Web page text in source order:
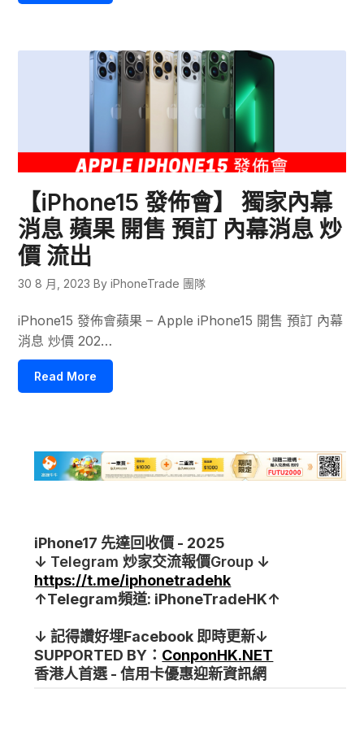
【iPhone15 發佈會】 獨家內幕
消息 蘋果 開售 預訂 內幕消息 炒
價 流出
30 8 月, 2023 By iPhoneTrade 團隊
iPhone15 發佈會蘋果 – Apple iPhone15 開售 預訂 內幕
消息 炒價 202…
Read More
iPhone17 先達回收價 - 2025
↓ Telegram 炒家交流報價Group ↓
https://t.me/iphonetradehk
↑Telegram頻道: iPhoneTradeHK↑
↓ 記得讚好埋Facebook 即時更新↓
SUPPORTED BY： ConponHK.NET
香港人首選 - 信用卡優惠迎新資訊網